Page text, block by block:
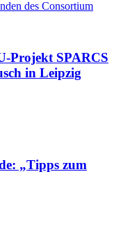
Projekt SPARCS
in Leipzig
„Tipps zum